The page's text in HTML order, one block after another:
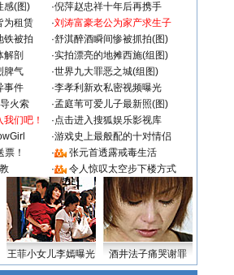
感(图) ·倪萍赵忠祥十年后再携手
为租赁 ·刘涛富豪老公为家产求生子
铁被拍 ·舒淇醉酒瞬间惨被抓拍(图)
解剖 ·实拍漂亮的地摊西施(组图)
脾气 ·世界九大罪恶之城(组图)
事件 ·李孝利新欢私密视频曝光
火索 ·孟庭苇可爱儿子最新照(图)
们吧！ ·点击进入搜狐娱乐影视库
·游戏史上最般配的十对情侣
票！ ·
张元首透露戒毒生活
· 令人惊叹太空步下楼方式
王菲小女儿李嫣曝光 酒井法子痛哭谢罪